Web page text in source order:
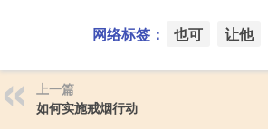
网络标签： 也可 让他
上一篇
如何实施戒烟行动